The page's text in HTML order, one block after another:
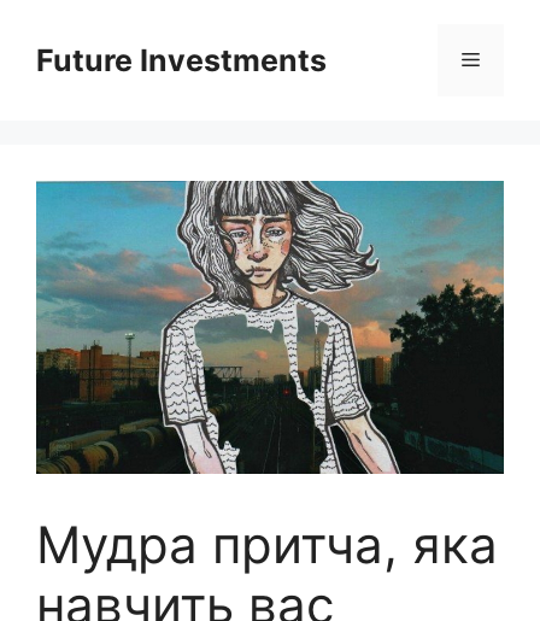
вмістуFuture Investments Меню
Мудра притча, яка
навчить вас